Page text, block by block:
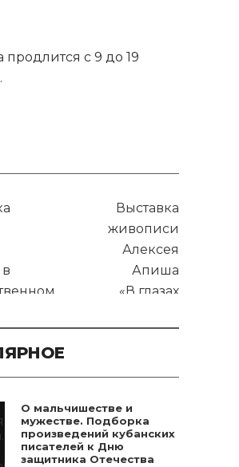
продлится с 9 до 19
Выставка
живописи
Алексея
Апиша
«В глазах
красота»
ARTЗАЛЕ
О мальчишестве и
мужестве. Подборка
произведений кубанских
писателей к Дню
защитника Отечества